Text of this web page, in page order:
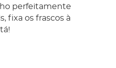
perfeitamente
fixa os frascos à